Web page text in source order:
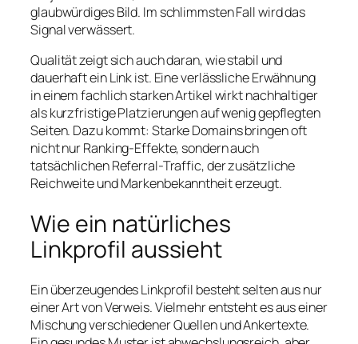
glaubwürdiges Bild. Im schlimmsten Fall wird das
Signal verwässert.
Qualität zeigt sich auch daran, wie stabil und
dauerhaft ein Link ist. Eine verlässliche Erwähnung
in einem fachlich starken Artikel wirkt nachhaltiger
als kurzfristige Platzierungen auf wenig gepflegten
Seiten. Dazu kommt: Starke Domains bringen oft
nicht nur Ranking-Effekte, sondern auch
tatsächlichen Referral-Traffic, der zusätzliche
Reichweite und Markenbekanntheit erzeugt.
Wie ein natürliches
Linkprofil aussieht
Ein überzeugendes Linkprofil besteht selten aus nur
einer Art von Verweis. Vielmehr entsteht es aus einer
Mischung verschiedener Quellen und Ankertexte.